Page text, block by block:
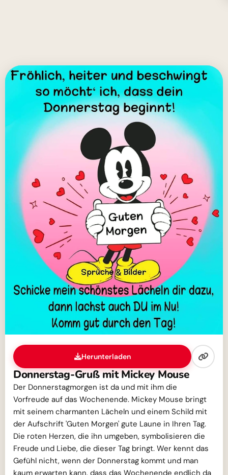
Herunterladen
Donnerstag-Gruß mit Mickey Mouse
Der Donnerstagmorgen ist da und mit ihm die
Vorfreude auf das Wochenende. Mickey Mouse bringt
mit seinem charmanten Lächeln und einem Schild mit
der Aufschrift 'Guten Morgen' gute Laune in Ihren Tag.
Die roten Herzen, die ihn umgeben, symbolisieren die
Freude und Liebe, die dieser Tag bringt. Wer kennt das
Gefühl nicht, wenn der Donnerstag kommt und man